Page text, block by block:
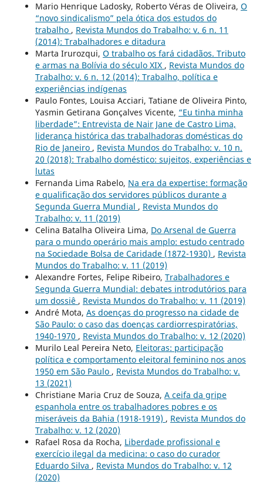
Mario Henrique Ladosky, Roberto Véras de Oliveira, O
“novo sindicalismo” pela ótica dos estudos do
trabalho , Revista Mundos do Trabalho: v. 6 n. 11
(2014): Trabalhadores e ditadura
Marta Irurozqui, O trabalho os fará cidadãos. Tributo
e armas na Bolívia do século XIX , Revista Mundos do
Trabalho: v. 6 n. 12 (2014): Trabalho, política e
experiências indígenas
Paulo Fontes, Louisa Acciari, Tatiane de Oliveira Pinto,
Yasmin Getirana Gonçalves Vicente, “Eu tinha minha
liberdade”: Entrevista de Nair Jane de Castro Lima,
liderança histórica das trabalhadoras domésticas do
Rio de Janeiro , Revista Mundos do Trabalho: v. 10 n.
20 (2018): Trabalho doméstico: sujeitos, experiências e
lutas
Fernanda Lima Rabelo, Na era da expertise: formação
e qualificação dos servidores públicos durante a
Segunda Guerra Mundial , Revista Mundos do
Trabalho: v. 11 (2019)
Celina Batalha Oliveira Lima, Do Arsenal de Guerra
para o mundo operário mais amplo: estudo centrado
na Sociedade Bolsa de Caridade (1872-1930) , Revista
Mundos do Trabalho: v. 11 (2019)
Alexandre Fortes, Felipe Ribeiro, Trabalhadores e
Segunda Guerra Mundial: debates introdutórios para
um dossiê , Revista Mundos do Trabalho: v. 11 (2019)
André Mota, As doenças do progresso na cidade de
São Paulo: o caso das doenças cardiorrespiratórias,
1940-1970 , Revista Mundos do Trabalho: v. 12 (2020)
Murilo Leal Pereira Neto, Eleitoras: participação
política e comportamento eleitoral feminino nos anos
1950 em São Paulo , Revista Mundos do Trabalho: v.
13 (2021)
Christiane Maria Cruz de Souza, A ceifa da gripe
espanhola entre os trabalhadores pobres e os
miseráveis da Bahia (1918-1919) , Revista Mundos do
Trabalho: v. 12 (2020)
Rafael Rosa da Rocha, Liberdade profissional e
exercício ilegal da medicina: o caso do curador
Eduardo Silva , Revista Mundos do Trabalho: v. 12
(2020)